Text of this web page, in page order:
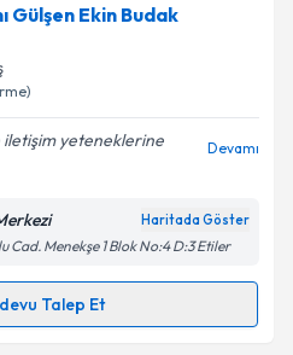
Erkılıçoğlu Sakariçin
Size bu uzmandan
takvim hazırlandığında e-
ilişkinAydınlatma
kişisel verilerimin belirtilen
kabul ediyorum.
Gülşen Ekin Budak
iletişim yeteneklerine
Devamı
Haritada Göster
Cad. Menekşe 1 Blok No:4 D:3 Etiler
Talep Et